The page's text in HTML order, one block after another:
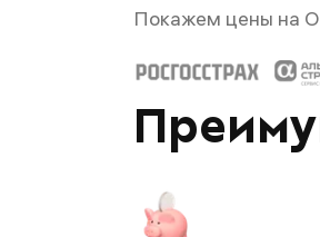
Покажем цены на